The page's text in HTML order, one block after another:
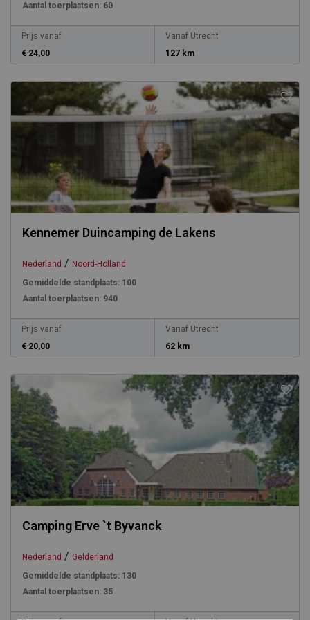
Aantal toerplaatsen: 60
Prijs vanaf
€ 24,00
Vanaf Utrecht
127 km
Kennemer Duincamping de Lakens
Nederland / Noord-Holland
Gemiddelde standplaats: 100
Aantal toerplaatsen: 940
Prijs vanaf
€ 20,00
Vanaf Utrecht
62 km
Camping Erve `t Byvanck
Nederland / Gelderland
Gemiddelde standplaats: 130
Aantal toerplaatsen: 35